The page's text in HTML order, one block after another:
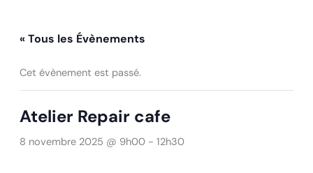
« Tous les Évènements
Cet évènement est passé.
Atelier Repair cafe
8 novembre 2025 @ 9h00- 12h30